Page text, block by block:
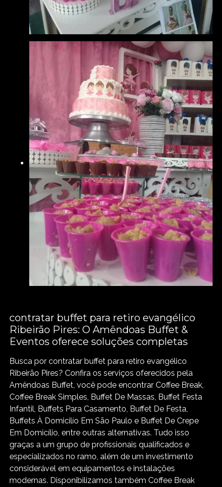
contratar buffet para retiro evangélico
Ribeirão Pires: O Amêndoas Buffet &
Eventos oferece soluções completas
Busca por contratar buffet para retiro evangélico
Ribeirão Pires? Confira os serviços oferecidos pela
Amêndoas Buffet, você pode encontrar Coffee Break,
Coffee Break Simples, Buffet De Massas, Buffet Festa
Infantil, Buffets Para Casamento, Buffet De Festa,
Buffets À Domicilío Em São Paulo e Buffet De Crepe
Em Domicílio, entre outras alternativas. Tudo isso
graças a um grupo de profissionais qualificados e
especializados no ramo, além de um investimento
considerável em equipamentos e instalações
modernas. Disponibilizamos também Coffee Break